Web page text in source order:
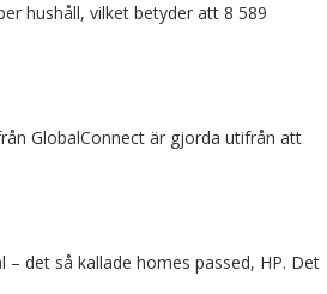
hushåll, vilket betyder att 8 589
GlobalConnect är gjorda utifrån att
det så kallade homes passed, HP. Det